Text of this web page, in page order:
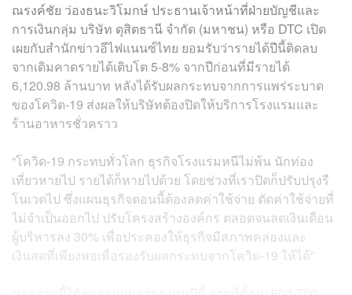
ณรงค์ชัย ว่องธนะวิโมกษ์ ประธานเจ้าหน้าที่ฝ่ายบัญชีและ
การเงินกลุ่ม บริษัท ดุสิตธานี จำกัด (มหาชน) หรือ DTC เปิด
เผยกับสำนักข่าวอีไฟแนนซ์ไทย ยอมรับว่ารายได้ปีนี้ติดลบ
จากเดิมคาดรายได้เติบโต 5-8% จากปีก่อนที่มีรายได้
6,120.98 ล้านบาท หลังได้รับผลกระทบจากการแพร่ระบาด
ของโควิด-19 ส่งผลให้บริษัทต้องปิดให้บริการโรงแรมและ
ร้านอาหารชั่วคราว
“โควิด-19 กระทบทั่วโลก ธุรกิจโรงแรมหนีไม่พ้น นักท่อง
เที่ยวหายไป รายได้ก็หายไปด้วย โดยช่วงที่เราปิดก็ปรับปรุงรี
โนเวตไป ซึ่งแผนธุรกิจตอนนี้ต้องลดค่าใช้จ่าย ตัดค่าใช้จ่ายที่
ไม่จำเป็นออกไป ปรับโครงสร้างองค์กร ตลอดจนลดเงินเดือน
ผู้บริหารลง 30% เพื่อประคองให้ธุรกิจมีสภาพคล่องและ
เงินสดที่เพียงพอเพื่อรองรับผลกระทบจากโควิด-19 ให้ได้”